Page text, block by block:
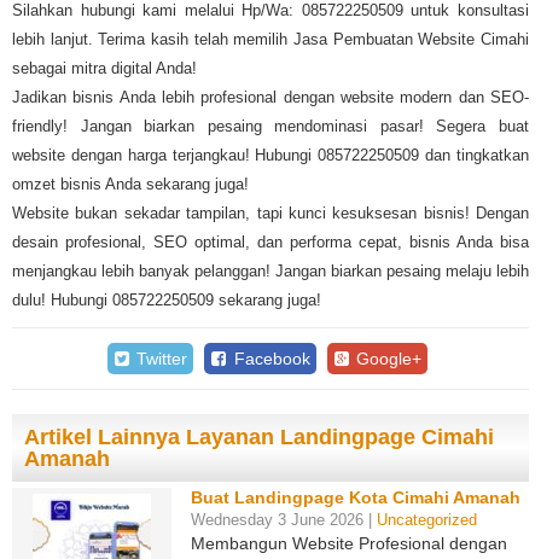
Silahkan hubungi kami melalui Hp/Wa: 085722250509 untuk konsultasi
lebih lanjut. Terima kasih telah memilih Jasa Pembuatan Website Cimahi
sebagai mitra digital Anda!
Jadikan bisnis Anda lebih profesional dengan website modern dan SEO-
friendly! Jangan biarkan pesaing mendominasi pasar! Segera buat
website dengan harga terjangkau! Hubungi 085722250509 dan tingkatkan
omzet bisnis Anda sekarang juga!
Website bukan sekadar tampilan, tapi kunci kesuksesan bisnis! Dengan
desain profesional, SEO optimal, dan performa cepat, bisnis Anda bisa
menjangkau lebih banyak pelanggan! Jangan biarkan pesaing melaju lebih
dulu! Hubungi 085722250509 sekarang juga!
Twitter Facebook Google+
Artikel Lainnya Layanan Landingpage Cimahi
Amanah
Buat Landingpage Kota Cimahi Amanah
Wednesday 3 June 2026 | Uncategorized
Membangun Website Profesional dengan